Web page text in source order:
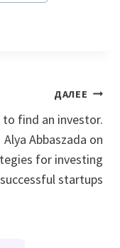
ДАЛЕЕ
to find an investor.
Alya Abbaszada on
for investing
startups